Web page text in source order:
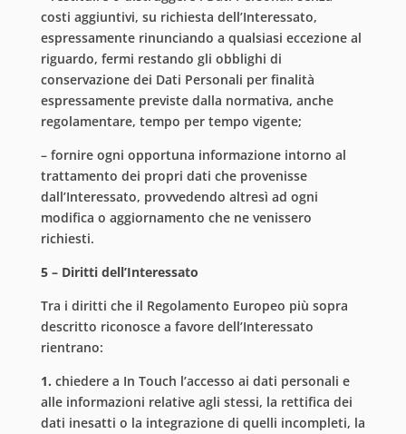
costi aggiuntivi, su richiesta dell’Interessato,
espressamente rinunciando a qualsiasi eccezione al
riguardo, fermi restando gli obblighi di
conservazione dei Dati Personali per finalità
espressamente previste dalla normativa, anche
regolamentare, tempo per tempo vigente;
– fornire ogni opportuna informazione intorno al
trattamento dei propri dati che provenisse
dall’Interessato, provvedendo altresì ad ogni
modifica o aggiornamento che ne venissero
richiesti.
5 – Diritti dell’Interessato
Tra i diritti che il Regolamento Europeo più sopra
descritto riconosce a favore dell’Interessato
rientrano:
1. chiedere a In Touch l’accesso ai dati personali e
alle informazioni relative agli stessi, la rettifica dei
dati inesatti o la integrazione di quelli incompleti, la